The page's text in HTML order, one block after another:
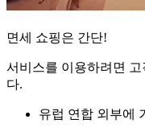
면세 쇼핑은 간단!
서비스를 이용하려면
다.
유럽 연합 외부에